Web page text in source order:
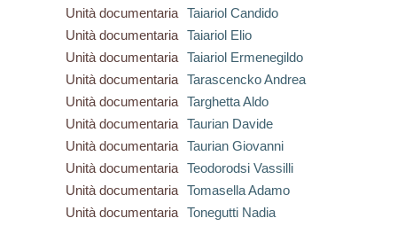
Unità documentaria Taiariol Candido
Unità documentaria Taiariol Elio
Unità documentaria Taiariol Ermenegildo
Unità documentaria Tarascencko Andrea
Unità documentaria Targhetta Aldo
Unità documentaria Taurian Davide
Unità documentaria Taurian Giovanni
Unità documentaria Teodorodsi Vassilli
Unità documentaria Tomasella Adamo
Unità documentaria Tonegutti Nadia